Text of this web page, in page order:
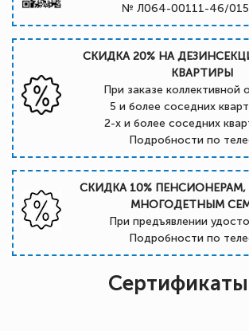
№ Л064-00111-46/
СКИДКА 20% НА
КВАРТИРЫ
При заказе коллективной
5 и более соседних
2-х и более соседних
Подробности по
СКИДКА 10%
МНОГОДЕТНЫМ
При предъявлении
Подробности по
Сертификаты